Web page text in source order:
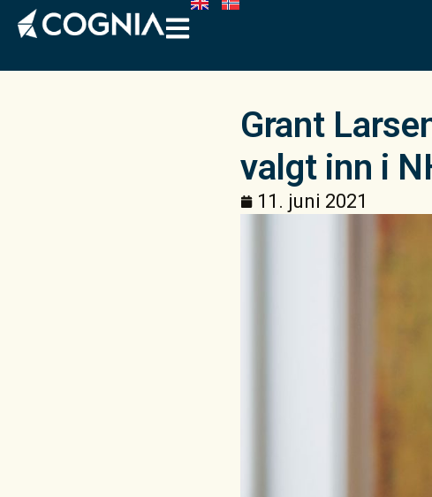
Grant
valgt inn i
11. juni 2021